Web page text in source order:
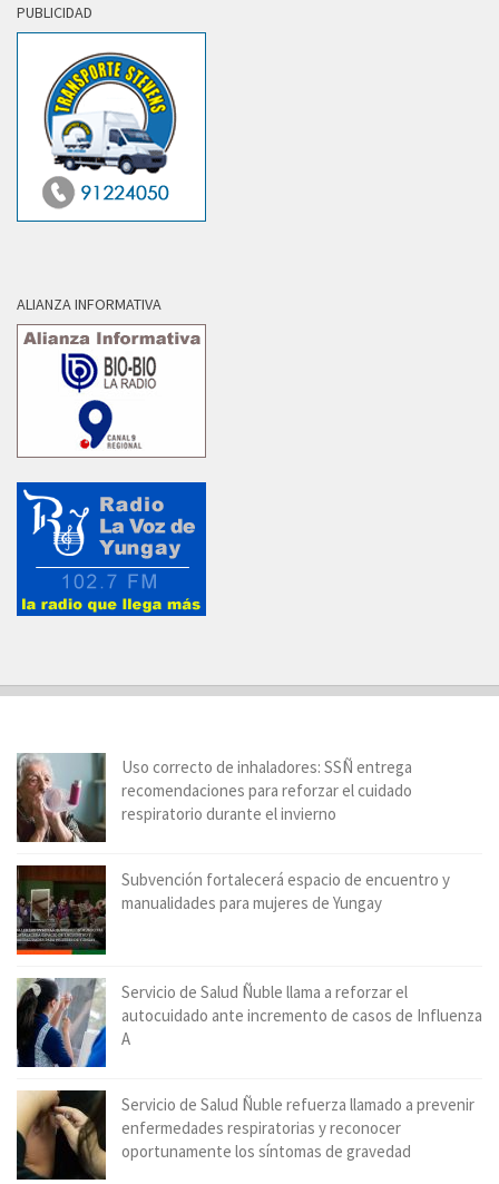
PUBLICIDAD
ALIANZA INFORMATIVA
Uso correcto de inhaladores: SSÑ entrega
recomendaciones para reforzar el cuidado
respiratorio durante el invierno
Subvención fortalecerá espacio de encuentro y
manualidades para mujeres de Yungay
Servicio de Salud Ñuble llama a reforzar el
autocuidado ante incremento de casos de Influenza
A
Servicio de Salud Ñuble refuerza llamado a prevenir
enfermedades respiratorias y reconocer
oportunamente los síntomas de gravedad